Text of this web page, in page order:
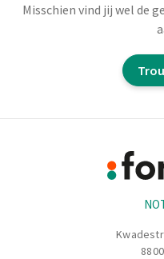
Au sein de l’équipe de
responsabilité du chef
Assurer la conduite de
procédures en vigueur
Réaliser les opérations
Garantir la traçabilité
Respecter les
Misschien vind jij wel de